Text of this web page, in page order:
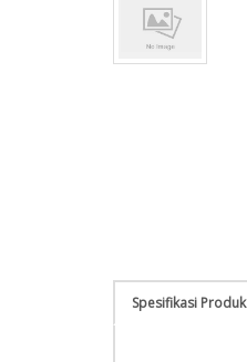
Spesifikasi Produk